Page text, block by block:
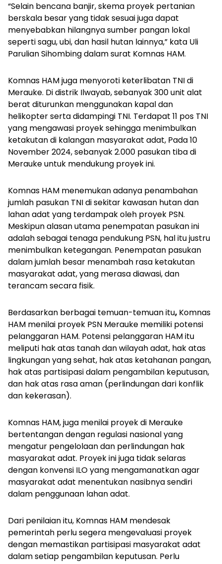
“Selain bencana banjir, skema proyek pertanian
berskala besar yang tidak sesuai juga dapat
menyebabkan hilangnya sumber pangan lokal
seperti sagu, ubi, dan hasil hutan lainnya,” kata Uli
Parulian Sihombing dalam surat Komnas HAM.
Komnas HAM juga menyoroti keterlibatan TNI di
Merauke. Di distrik Ilwayab, sebanyak 300 unit alat
berat diturunkan menggunakan kapal dan
helikopter serta didampingi TNI. Terdapat 11 pos TNI
yang mengawasi proyek sehingga menimbulkan
ketakutan di kalangan masyarakat adat, Pada 10
November 2024, sebanyak 2.000 pasukan tiba di
Merauke untuk mendukung proyek ini.
Komnas HAM menemukan adanya penambahan
jumlah pasukan TNI di sekitar kawasan hutan dan
lahan adat yang terdampak oleh proyek PSN.
Meskipun alasan utama penempatan pasukan ini
adalah sebagai tenaga pendukung PSN, hal itu justru
menimbulkan ketegangan. Penempatan pasukan
dalam jumlah besar menambah rasa ketakutan
masyarakat adat, yang merasa diawasi, dan
terancam secara fisik.
Berdasarkan berbagai temuan-temuan itu, Komnas
HAM menilai proyek PSN Merauke memiliki potensi
pelanggaran HAM. Potensi pelanggaran HAM itu
meliputi hak atas tanah dan wilayah adat, hak atas
lingkungan yang sehat, hak atas ketahanan pangan,
hak atas partisipasi dalam pengambilan keputusan,
dan hak atas rasa aman (perlindungan dari konflik
dan kekerasan).
Komnas HAM, juga menilai proyek di Merauke
bertentangan dengan regulasi nasional yang
mengatur pengelolaan dan perlindungan hak
masyarakat adat. Proyek ini juga tidak selaras
dengan konvensi ILO yang mengamanatkan agar
masyarakat adat menentukan nasibnya sendiri
dalam penggunaan lahan adat.
Dari penilaian itu, Komnas HAM mendesak
pemerintah perlu segera mengevaluasi proyek
dengan memastikan partisipasi masyarakat adat
dalam setiap pengambilan keputusan. Perlu